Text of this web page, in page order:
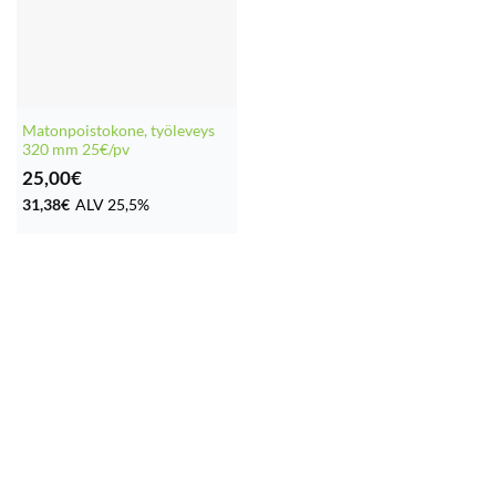
Matonpoistokone, työleveys
320 mm 25€/pv
25,00€
31,38€ ALV 25,5%